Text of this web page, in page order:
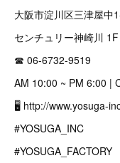
大阪市淀川区三津屋中
センチュリー神崎川 1F
☎︎ 06-6732-9519
AM 10:00 ~ PM 6:00 |
🖥 http://www.yosuga-
#YOSUGA_INC
#YOSUGA_FACTORY